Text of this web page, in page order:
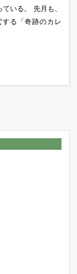
いる。 先月も、
る「奇跡のカレ